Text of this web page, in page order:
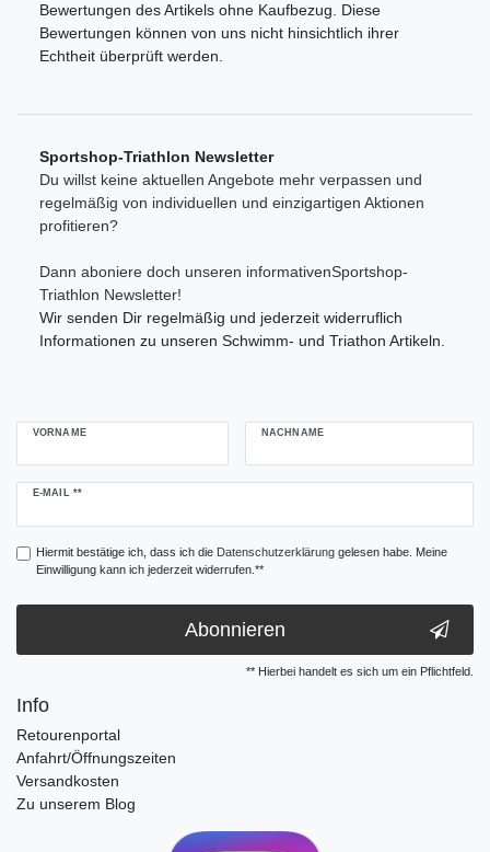
Bewertungen des Artikels ohne Kaufbezug. Diese
Bewertungen können von uns nicht hinsichtlich ihrer
Echtheit überprüft werden.
Sportshop-Triathlon Newsletter
Du willst keine aktuellen Angebote mehr verpassen und
regelmäßig von individuellen und einzigartigen Aktionen
profitieren?
Dann aboniere doch unseren informativenSportshop-
Triathlon Newsletter!
Wir senden Dir regelmäßig und jederzeit widerruflich
Informationen zu unseren Schwimm- und Triathon Artikeln.
VORNAME NACHNAME
E-MAIL **
Newsletter
Hiermit bestätige ich, dass ich die Daten­schutz­erklärunggelesen habe. Meine
Einwilligung kann ich jederzeit widerrufen.**
Abonnieren
** Hierbei handelt es sich um ein Pflichtfeld.
Info
Retourenportal
Anfahrt/Öffnungszeiten
Versandkosten
Zu unserem Blog